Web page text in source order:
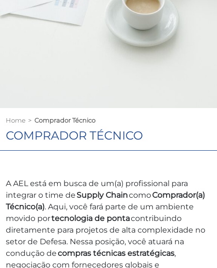
Home > Comprador Técnico
COMPRADOR TÉCNICO
A AEL está em busca de um(a) profissional para
integrar o time deSupply ChaincomoComprador(a)
Técnico(a). Aqui, você fará parte de um ambiente
movido portecnologia de pontacontribuindo
diretamente para projetos de alta complexidade no
setor de Defesa. Nessa posição, você atuará na
condução decompras técnicas estratégicas,
negociação com fornecedores globais e